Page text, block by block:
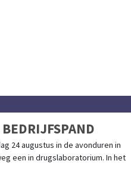
24 augustus in de avonduren in
een in drugslaboratorium. In het